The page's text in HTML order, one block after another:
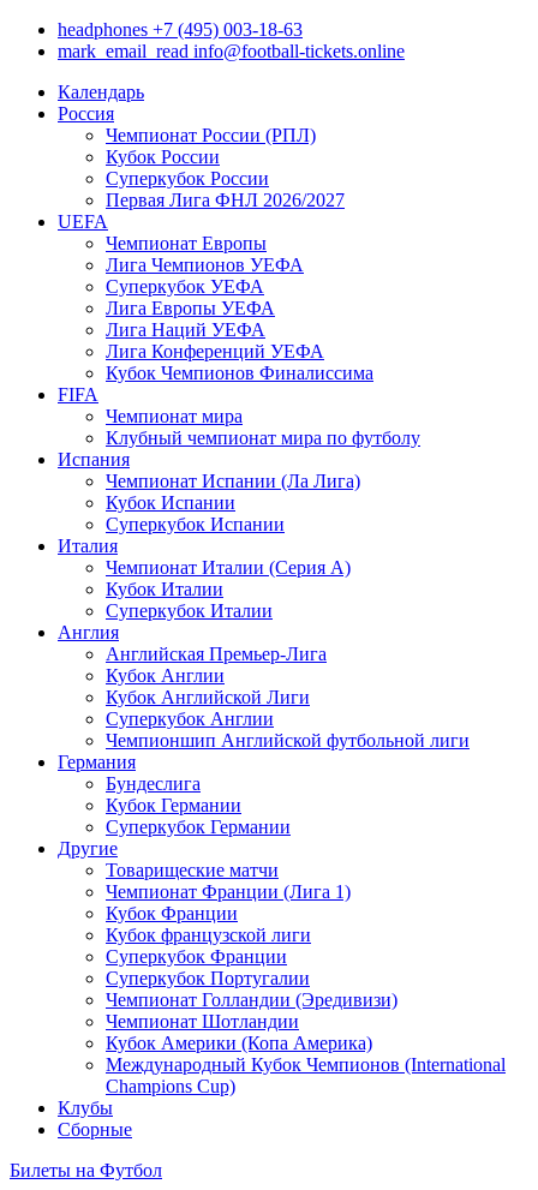
headphones +7 (495) 003-18-63
mark_email_read info@football-tickets.online
Календарь
Россия
Чемпионат России (РПЛ)
Кубок России
Суперкубок России
Первая Лига ФНЛ 2026/2027
UEFA
Чемпионат Европы
Лига Чемпионов УЕФА
Суперкубок УЕФА
Лига Европы УЕФА
Лига Наций УЕФА
Лига Конференций УЕФА
Кубок Чемпионов Финалиссима
FIFA
Чемпионат мира
Клубный чемпионат мира по футболу
Испания
Чемпионат Испании (Ла Лига)
Кубок Испании
Суперкубок Испании
Италия
Чемпионат Италии (Серия А)
Кубок Италии
Суперкубок Италии
Англия
Английская Премьер-Лига
Кубок Англии
Кубок Английской Лиги
Суперкубок Англии
Чемпионшип Английской футбольной лиги
Германия
Бундеслига
Кубок Германии
Суперкубок Германии
Другие
Товарищеские матчи
Чемпионат Франции (Лига 1)
Кубок Франции
Кубок французской лиги
Суперкубок Франции
Суперкубок Португалии
Чемпионат Голландии (Эредивизи)
Чемпионат Шотландии
Кубок Америки (Копа Америка)
Международный Кубок Чемпионов (International
Champions Cup)
Клубы
Сборные
Билеты на Футбол